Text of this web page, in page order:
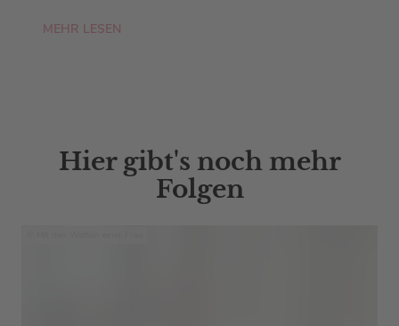
MEHR LESEN
Hier gibt's noch mehr
Folgen